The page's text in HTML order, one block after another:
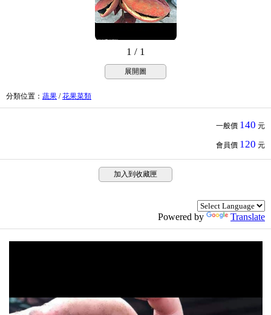
1 / 1
展開圖
分類位置 ： 蔬果 /花果菜類
一般價 140 元
會員價 120 元
加入到收藏匣
Powered by Translate